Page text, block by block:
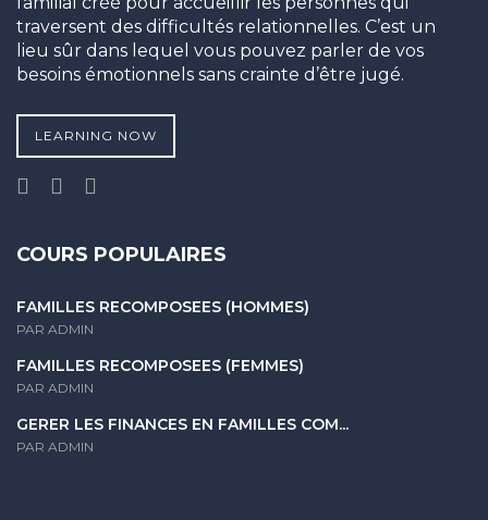
traversent des difficultés relationnelles. C’est un
lieu sûr dans lequel vous pouvez parler de vos
besoins émotionnels sans crainte d’être jugé.
LEARNING NOW
COURS POPULAIRES
FAMILLES RECOMPOSÉES (HOMMES)
PAR ADMIN
FAMILLES RECOMPOSÉES (FEMMES)
PAR ADMIN
GERER LES FINANCES EN FAMILLES COM...
PAR ADMIN